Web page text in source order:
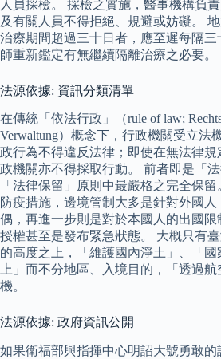
人員採檢。 採檢之實施，醫事機構負
及有關人員不得拒絕、規避或妨礙。
治療期間超過三十日者，應至遲每隔
師重新鑑定有無繼續隔離治療之必要。
法源依據: 資訊分類清單
在傳統「依法行政」（rule of law;
Verwaltung）概念下，行政機關受立法
政行為不得違反法律；即使在無法律
政機關亦不得採取行動。 前者即是「
「法律保留」原則中最嚴格之完全保
防疫措施，邊境管制大多是針對外國
偶，再進一步則是對於本國人的出國
授權甚至是發布緊急狀態。 大概只有
的高度之上，「維護國內淨土」、「
上」而不分地區、入境目的，「透過航
機。
法源依據: 政府資訊公開
如果衛福部與指揮中心明詔大號勇敢